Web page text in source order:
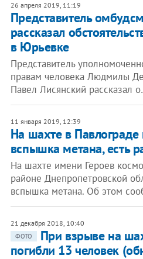
26 апреля 2019, 11:19
​Представитель
рассказал
в Юрьевке
Представитель
правам человека Людмилы
Павел Лисянский рассказал
11 января 2019, 12:39
На шахте в
вспышка метана, есть
На шахте имени Героев
районе Днепропетровской
вспышка метана. Об этом
21 декабря 2018, 10:40
ФОТО
При взрыве на
погибли 13 человек